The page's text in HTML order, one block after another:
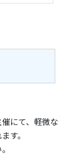
にて、軽微な
す。